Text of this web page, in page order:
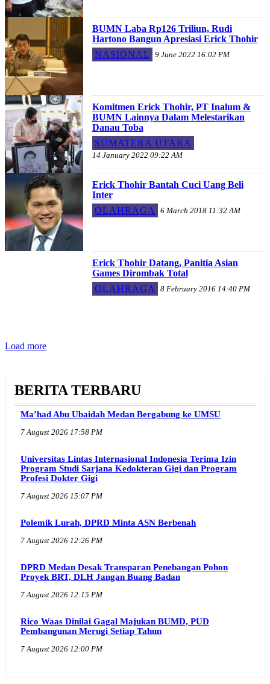
BUMN Laba Rp126 Triliun, Rudi
Hartono Bangun Apresiasi Erick Thohir
NASIONAL
9 June 2022 16:02 PM
Komitmen Erick Thohir, PT Inalum &
BUMN Lainnya Dalam Melestarikan
Danau Toba
SUMATERA UTARA
14 January 2022 09:22 AM
Erick Thohir Bantah Cuci Uang Beli
Inter
OLAHRAGA
6 March 2018 11:32 AM
Erick Thohir Datang, Panitia Asian
Games Dirombak Total
OLAHRAGA
8 February 2016 14:40 PM
Load more
BERITA TERBARU
Ma’had Abu Ubaidah Medan Bergabung ke UMSU
7 August 2026 17:58 PM
Universitas Lintas Internasional Indonesia Terima Izin
Program Studi Sarjana Kedokteran Gigi dan Program
Profesi Dokter Gigi
7 August 2026 15:07 PM
Polemik Lurah, DPRD Minta ASN Berbenah
7 August 2026 12:26 PM
DPRD Medan Desak Transparan Penebangan Pohon
Proyek BRT, DLH Jangan Buang Badan
7 August 2026 12:15 PM
Rico Waas Dinilai Gagal Majukan BUMD, PUD
Pembangunan Merugi Setiap Tahun
7 August 2026 12:00 PM